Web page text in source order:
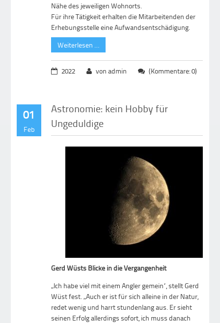
Nähe des jeweiligen Wohnorts.
Für ihre Tätigkeit erhalten die Mitarbeitenden der
Erhebungsstelle eine Aufwandsentschädigung.
Weiterlesen …
2022 von admin (Kommentare: 0)
01
Feb
Astronomie: kein Hobby für
Ungeduldige
Gerd Wüsts Blicke in die Vergangenheit
„Ich habe viel mit einem Angler gemein“, stellt Gerd
Wüst fest. „Auch er ist für sich alleine in der Natur,
redet wenig und harrt stundenlang aus. Er sieht
seinen Erfolg allerdings sofort, ich muss danach